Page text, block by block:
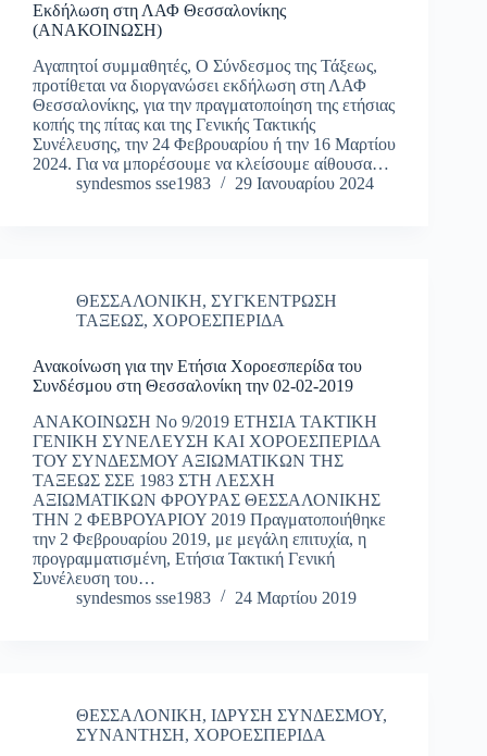
Εκδήλωση στη ΛΑΦ Θεσσαλονίκης
(ΑΝΑΚΟΙΝΩΣΗ)
Αγαπητοί συμμαθητές, Ο Σύνδεσμος της Τάξεως,
προτίθεται να διοργανώσει εκδήλωση στη ΛΑΦ
Θεσσαλονίκης, για την πραγματοποίηση της ετήσιας
κοπής της πίτας και της Γενικής Τακτικής
Συνέλευσης, την 24 Φεβρουαρίου ή την 16 Μαρτίου
2024. Για να μπορέσουμε να κλείσουμε αίθουσα…
syndesmos sse1983
29 Ιανουαρίου 2024
ΘΕΣΣΑΛΟΝΙΚΗ, ΣΥΓΚΕΝΤΡΩΣΗ
ΤΑΞΕΩΣ, ΧΟΡΟΕΣΠΕΡΙΔΑ
Ανακοίνωση για την Ετήσια Χοροεσπερίδα του
Συνδέσμου στη Θεσσαλονίκη την 02-02-2019
ΑΝΑΚΟΙΝΩΣΗ Νο 9/2019 ΕΤΗΣΙΑ ΤΑΚΤΙΚΗ
ΓΕΝΙΚΗ ΣΥΝΕΛΕΥΣΗ ΚΑΙ ΧΟΡΟΕΣΠΕΡΙΔΑ
ΤΟΥ ΣΥΝΔΕΣΜΟΥ ΑΞΙΩΜΑΤΙΚΩΝ ΤΗΣ
ΤΑΞΕΩΣ ΣΣΕ 1983 ΣΤΗ ΛΕΣΧΗ
ΑΞΙΩΜΑΤΙΚΩΝ ΦΡΟΥΡΑΣ ΘΕΣΣΑΛΟΝΙΚΗΣ
ΤΗΝ 2 ΦΕΒΡΟΥΑΡΙΟΥ 2019 Πραγματοποιήθηκε
την 2 Φεβρουαρίου 2019, με μεγάλη επιτυχία, η
προγραμματισμένη, Ετήσια Τακτική Γενική
Συνέλευση του…
syndesmos sse1983
24 Μαρτίου 2019
ΘΕΣΣΑΛΟΝΙΚΗ, ΙΔΡΥΣΗ ΣΥΝΔΕΣΜΟΥ,
ΣΥΝΑΝΤΗΣΗ, ΧΟΡΟΕΣΠΕΡΙΔΑ